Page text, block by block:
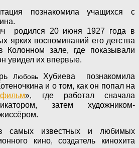
познакомила учащихся с
родился 20 июня 1927 года в
ярких воспоминаний его детства
Колонном зале, где показывали
увидел их впервые.
Любовь Хубиева познакомила
и о том, как он попал на
», где работал сначала
затем художником-
самых известных и любимых
кино, создатель кинохита